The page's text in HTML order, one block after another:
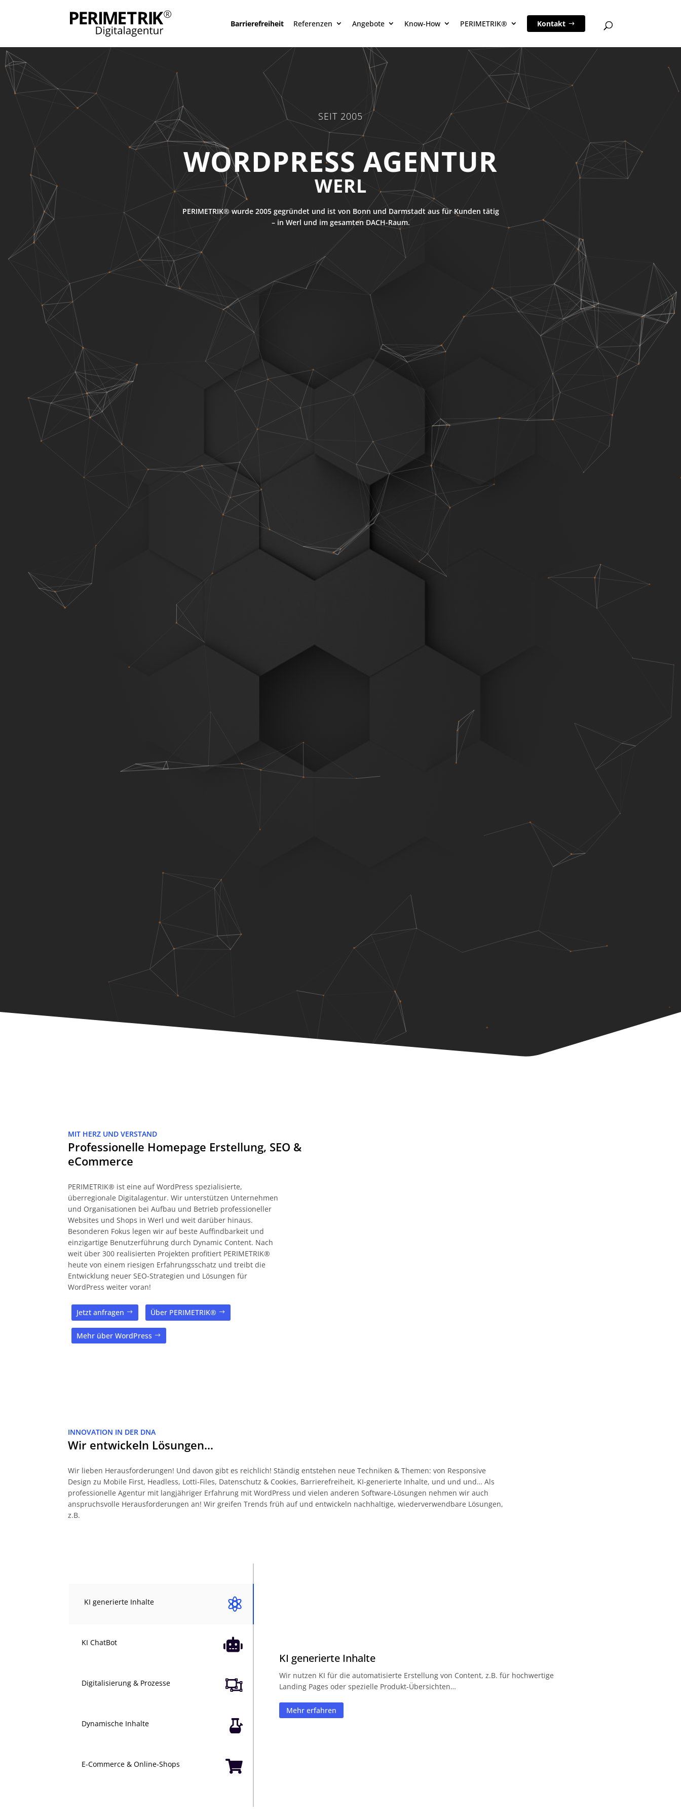
Barrierefreiheit Referenzen Angebote Know-How PERIMETRIK® Kontakt
SEIT 2005
WERL
PERIMETRIK® wurde 2005 gegründet und ist von Bonn und Darmstadt aus für Kunden tätig
– in Werl und im gesamten DACH-Raum.
MIT HERZ UND VERSTAND
Professionelle Homepage Erstellung, SEO &
eCommerce
PERIMETRIK® ist eine auf WordPress spezialisierte,
überregionale Digitalagentur. Wir unterstützen Unternehmen
und Organisationen bei Aufbau und Betrieb professioneller
Websites und Shops in Werl und weit darüber hinaus.
Besonderen Fokus legen wir auf beste Auffindbarkeit und
einzigartige Benutzerführung durch Dynamic Content. Nach
weit über 300 realisierten Projekten profitiert PERIMETRIK®
heute von einem riesigen Erfahrungsschatz und treibt die
Entwicklung neuer SEO-Strategien und Lösungen für
WordPress weiter voran!
Jetzt anfragen Über PERIMETRIK®
Mehr über WordPress
INNOVATION IN DER DNA
Wir entwickeln Lösungen…
Wir lieben Herausforderungen! Und davon gibt es reichlich! Ständig entstehen neue Techniken & Themen: von Responsive
Design zu Mobile First, Headless, Lotti-Files, Datenschutz & Cookies, Barrierefreiheit, KI-generierte Inhalte, und und und… Als
professionelle Agentur mit langjähriger Erfahrung mit WordPress und vielen anderen Software-Lösungen nehmen wir auch
anspruchsvolle Herausforderungen an! Wir greifen Trends früh auf und entwickeln nachhaltige, wiederverwendbare Lösungen,
z.B.

KI generierte Inhalte

KI ChatBot

Digitalisierung & Prozesse

Dynamische Inhalte

E-Commerce & Online-Shops
KI generierte Inhalte
Wir nutzen KI für die automatisierte Erstellung von Content, z.B. für hochwertige
Landing Pages oder spezielle Produkt-Übersichten…
Mehr erfahren